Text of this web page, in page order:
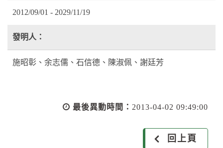
2012/09/01 - 2029/11/19
發明人：
施昭彰、余志儒、石信德、陳淑佩、謝廷芳
最後異動時間： 2013-04-02 09:49:00
回上頁